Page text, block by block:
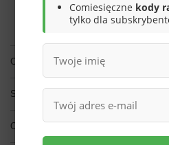
Smile - dostawy ze sklepów internetowych
Więcej informacji.
OPIS
SZCZEGÓŁOWE DANE
OPINIE
Comiesięczne kody
tylko dla